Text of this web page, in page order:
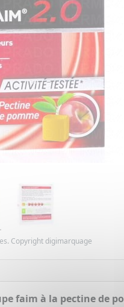
Copyright digimarquage
faim à la pectine de